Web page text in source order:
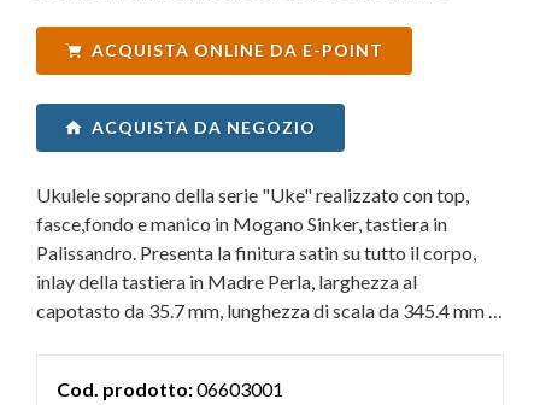
ACQUISTA ONLINE DA E-POINT
ACQUISTA DA NEGOZIO
Ukulele soprano della serie "Uke" realizzato con top,
fasce,fondo e manico in Mogano Sinker, tastiera in
Palissandro. Presenta la finitura satin su tutto il corpo,
inlay della tastiera in Madre Perla, larghezza al
capotasto da 35.7 mm, lunghezza di scala da 345.4 mm e
Cod. prodotto:06603001